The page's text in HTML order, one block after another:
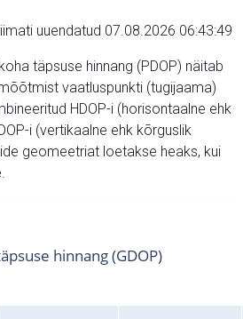
uuendatud 07.08.2026 06:43:49
täpsuse hinnang (PDOP) näitab
vaatluspunkti (tugijaama)
HDOP-i (horisontaalne ehk
i (vertikaalne ehk kõrguslik
geomeetriat loetakse heaks, kui
hinnang (GDOP)